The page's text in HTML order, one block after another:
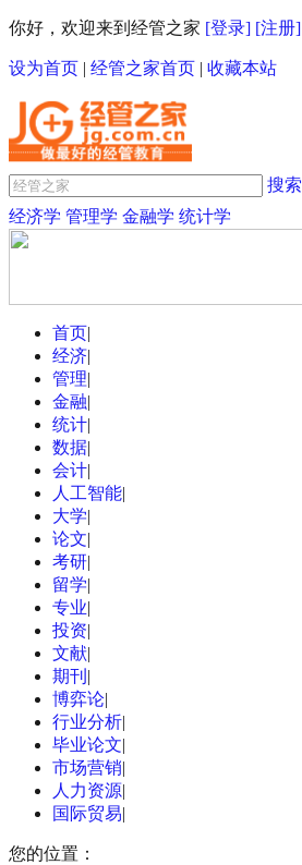
你好，欢迎来到经管之家 [登录] [注册]
设为首页 | 经管之家首页 | 收藏本站
搜索
经济学 管理学 金融学 统计学
首页|
经济|
管理|
金融|
统计|
数据|
会计|
人工智能|
大学|
论文|
考研|
留学|
专业|
投资|
文献|
期刊 |
博弈论|
行业分析|
毕业论文|
市场营销|
人力资源|
国际贸易|
您的位置：